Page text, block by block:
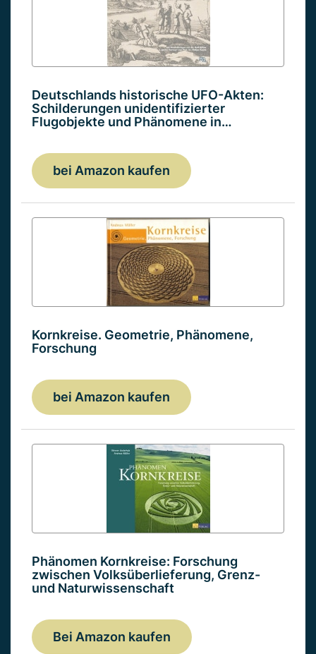
Deutschlands historische UFO-Akten:
Schilderungen unidentifizierter
Flugobjekte und Phänomene in…
bei Amazon kaufen
Kornkreise. Geometrie, Phänomene,
Forschung
bei Amazon kaufen
Phänomen Kornkreise: Forschung
zwischen Volksüberlieferung, Grenz-
und Naturwissenschaft
Bei Amazon kaufen